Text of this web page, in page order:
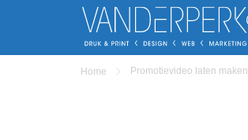
Home Promotievideo laten maken